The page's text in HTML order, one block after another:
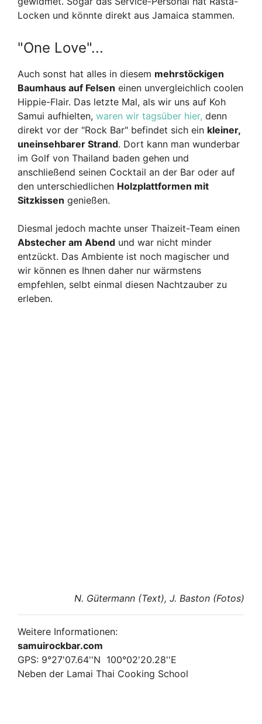
Locken und könnte direkt aus Jamaica stammen.
"One Love"...
Auch sonst hat alles in diesem mehrstöckigen
Baumhaus auf Felsen einen unvergleichlich coolen
Hippie-Flair. Das letzte Mal, als wir uns auf Koh
Samui aufhielten, waren wir tagsüber hier, denn
direkt vor der "Rock Bar" befindet sich ein kleiner,
uneinsehbarer Strand. Dort kann man wunderbar
im Golf von Thailand baden gehen und
anschließend seinen Cocktail an der Bar oder auf
den unterschiedlichen Holzplattformen mit
Sitzkissen genießen.
Diesmal jedoch machte unser Thaizeit-Team einen
Abstecher am Abend und war nicht minder
entzückt. Das Ambiente ist noch magischer und
wir können es Ihnen daher nur wärmstens
empfehlen, selbt einmal diesen Nachtzauber zu
erleben.
N. Gütermann (Text), J. Baston (Fotos)
Weitere Informationen:
samuirockbar.com
GPS: 9°27'07.64''N 100°02'20.28''E
Neben der Lamai Thai Cooking School